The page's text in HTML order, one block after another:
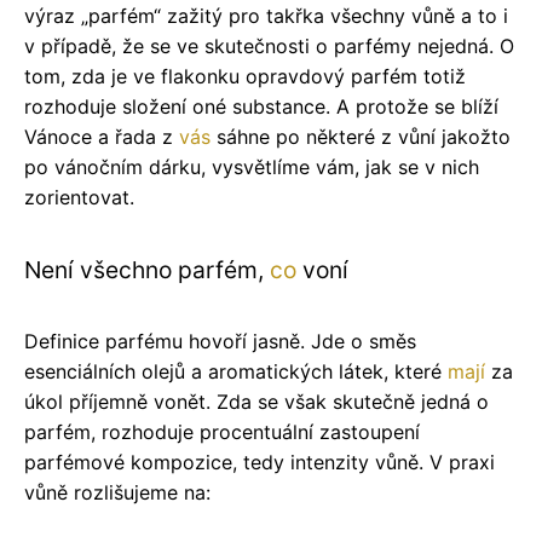
výraz „parfém“ zažitý pro takřka všechny vůně a to i
v případě, že se ve skutečnosti o parfémy nejedná. O
tom, zda je ve flakonku opravdový parfém totiž
rozhoduje složení oné substance. A protože se blíží
Vánoce a řada z vás sáhne po některé z vůní jakožto
po vánočním dárku, vysvětlíme vám, jak se v nich
zorientovat.
Není všechno parfém, co voní
Definice parfému hovoří jasně. Jde o směs
esenciálních olejů a aromatických látek, které mají za
úkol příjemně vonět. Zda se však skutečně jedná o
parfém, rozhoduje procentuální zastoupení
parfémové kompozice, tedy intenzity vůně. V praxi
vůně rozlišujeme na: